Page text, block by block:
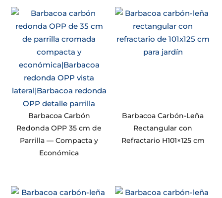
Barbacoa Carbón
Redonda OPP 35 cm de
Parrilla — Compacta y
Económica
Barbacoa Carbón-Leña
Rectangular con
Refractario H101×125 cm